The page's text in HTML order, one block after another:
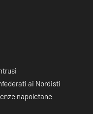
ai Nordisti
napoletane